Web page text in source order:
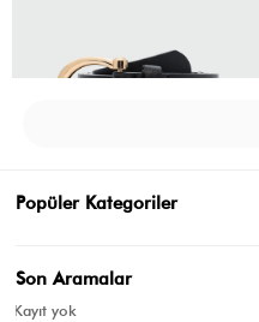
Popüler Kategoriler
Son Aramalar
Kayıt yok